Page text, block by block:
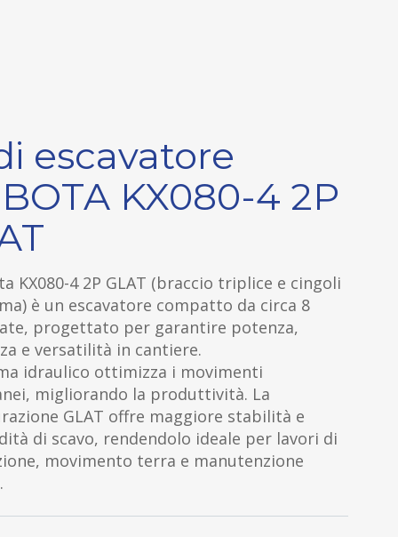
escavatore
KX080-4 2P
KX080-4 2P GLAT (braccio triplice e cingoli
è un escavatore compatto da circa 8
progettato per garantire potenza,
e versatilità in cantiere.
idraulico ottimizza i movimenti
migliorando la produttività. La
GLAT offre maggiore stabilità e
di scavo, rendendolo ideale per lavori di
movimento terra e manutenzione